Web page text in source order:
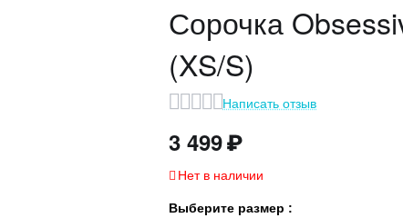
Сорочка
(XS/S)
Написать отзыв
3 499₽
Нет в наличии
Выберите размер :